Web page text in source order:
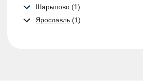
Шарыпово (1)
Ярославль (1)